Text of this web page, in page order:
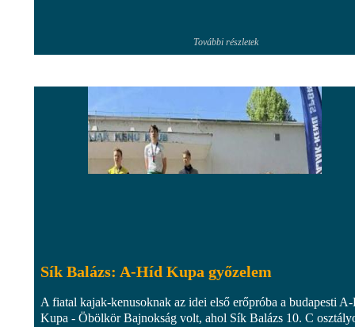
További részletek
Sík Balázs: A-Híd Kupa győzelem
A fiatal kajak-kenusoknak az idei első erőpróba a budapesti
Kupa - Öbölkör Bajnokság volt, ahol Sík Balázs 10. C